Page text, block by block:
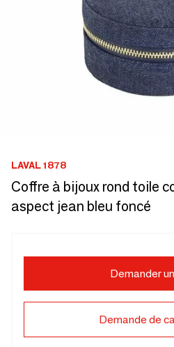
LAVAL 1878
Coffre à bijoux rond toile
aspect jean bleu foncé
Demander
Demande de